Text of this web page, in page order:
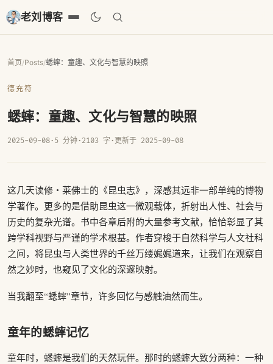
老刘博客
首页/Posts/蟋蟀：童趣、文化与智慧的映照
德充符
蟋蟀：童趣、文化与智慧的映照
2025-09-08· 5 分钟· 2103 字 · 更新于 2025-09-08
这几天读修・莱佛士的《昆虫志》，深感其远非一部单纯的博物
学著作。更多的是借助昆虫这一微观载体，折射出人性、社会与
历史的复杂光谱。书中各章后附的大量参考文献，恰恰彰显了其
跨学科视野与严谨的学术根基。作者穿梭于自然科学与人文社科
之间，将昆虫与人类世界的千丝万缕娓娓道来，让我们在观察自
然之妙时，也窥见了文化的深邃映射。
当我翻至“蟋蟀”章节，许多回忆与感触油然而生。
童年的蟋蟀记忆
童年时，蟋蟀是我们的天然玩伴。那时的蟋蟀大致分两种：一种